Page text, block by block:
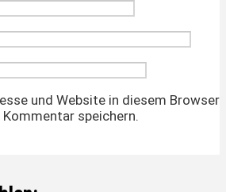
und Website in diesem Browser
speichern.